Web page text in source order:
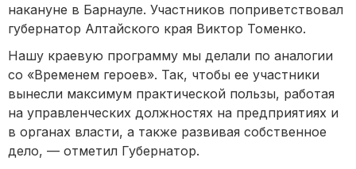
накануне в Барнауле. Участников поприветствовал
губернатор Алтайского края Виктор Томенко.
Нашу краевую программу мы делали по аналогии
со «Временем героев». Так, чтобы ее участники
вынесли максимум практической пользы, работая
на управленческих должностях на предприятиях и
в органах власти, а также развивая собственное
дело, — отметил Губернатор.